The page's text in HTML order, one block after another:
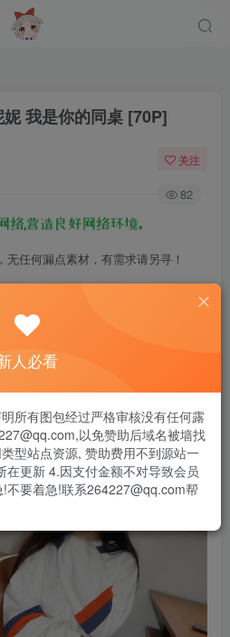
我是你的同桌 [70P]
关注
82
任何漏点素材，有需求请另寻！
更换浏览器重试，这是百度网盘版本问
请查看
...等问题请《提交工单》
人必看
所有图包经过严格审核没有任何露
以免赞助后域名被墙找
型站点资源, 赞助费用不到源站一
在更新 4.因支付金额不对导致会员
不要着急!联系264227@qq.com帮